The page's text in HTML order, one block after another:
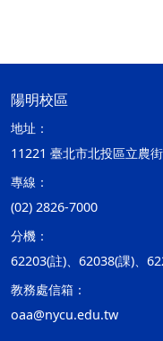
陽明校區
地址：
11221 臺北市北投區立農
專線：
(02) 2826-7000
分機：
62203(註)、62038(課)、
教務處信箱：
oaa@nycu.edu.tw